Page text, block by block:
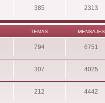
385 2313
TEMAS MENSAJES
794 6751
307 4025
212 4442